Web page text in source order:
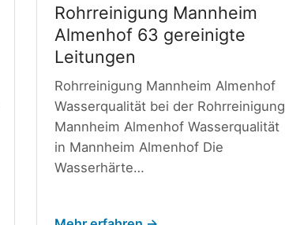
Rohrreinigung Mannheim
Almenhof 63 gereinigte
Leitungen
Rohrreinigung Mannheim Almenhof
Wasserqualität bei der Rohrreinigung
Mannheim Almenhof Wasserqualität
in Mannheim Almenhof Die
Wasserhärte…